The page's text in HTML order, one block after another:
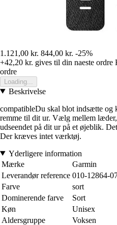
1.121,00 kr. 844,00 kr. -25%
+42,20 kr. gives til din naeste ordre
ordre
Loading...
Beskrivelse
compatibleDu skal blot indsætte og
remme til dit ur. Vælg mellem
udseendet på dit ur på et øjeblik.
Der kræves intet værktøj.
Yderligere information
Mærke
Garmin
Leverandør reference 010-12864-
Farve
sort
Dominerende farve
Sort
Køn
Unisex
Aldersgruppe
Voksen